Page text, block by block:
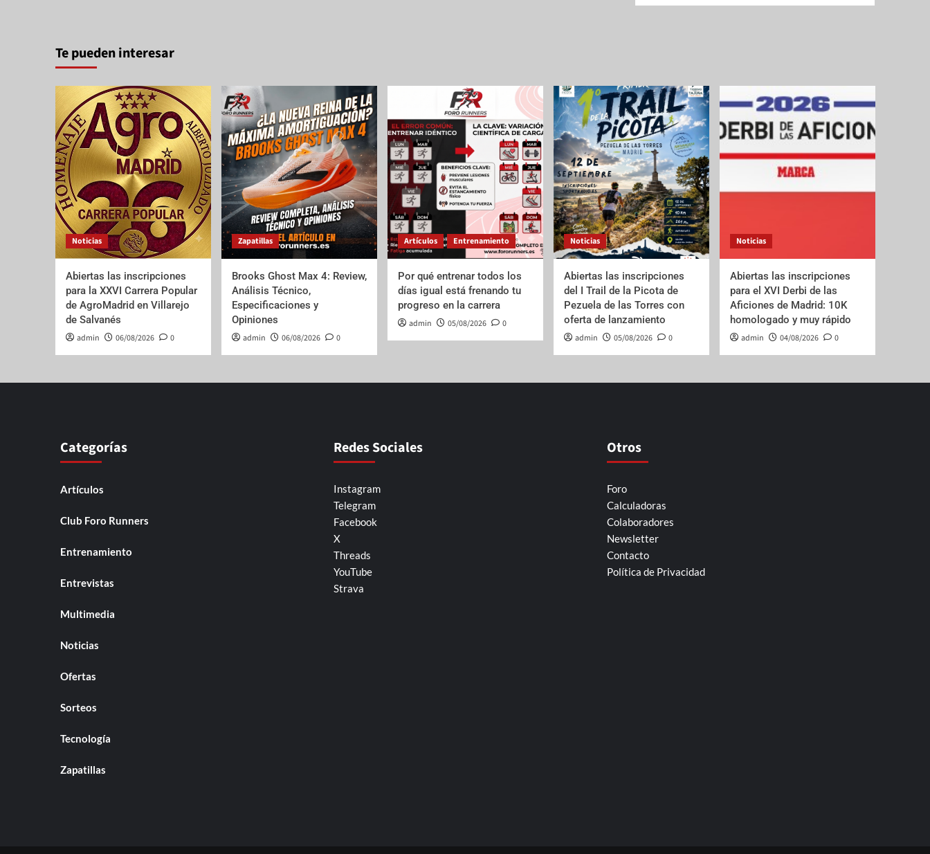
Te pueden interesar
Noticias
Abiertas las inscripciones
para la XXVI Carrera Popular
de AgroMadrid en Villarejo
de Salvanés
admin 06/08/2026 0
Zapatillas
Brooks Ghost Max 4: Review,
Análisis Técnico,
Especificaciones y
Opiniones
admin 06/08/2026 0
Artículos Entrenamiento
Por qué entrenar todos los
días igual está frenando tu
progreso en la carrera
admin 05/08/2026 0
Noticias
Abiertas las inscripciones
del I Trail de la Picota de
Pezuela de las Torres con
oferta de lanzamiento
admin 05/08/2026 0
Noticias
Abiertas las inscripciones
para el XVI Derbi de las
Aficiones de Madrid: 10K
homologado y muy rápido
admin 04/08/2026 0
Categorías
Artículos
Club Foro Runners
Entrenamiento
Entrevistas
Multimedia
Noticias
Ofertas
Sorteos
Tecnología
Zapatillas
Redes Sociales
Instagram
Telegram
Facebook
X
Threads
YouTube
Strava
Otros
Foro
Calculadoras
Colaboradores
Newsletter
Contacto
Política de Privacidad